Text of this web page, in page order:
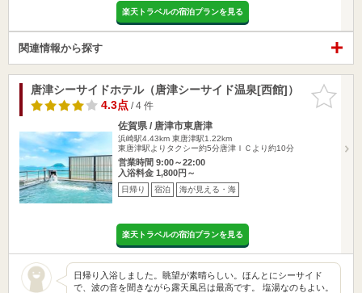
楽天トラベルの宿泊プランを見る
関連情報から探す
お気に入
りに追加
唐津シーサイドホテル（唐津シーサイド温泉[西館]）
4.3点/ 4 件
佐賀県 / 唐津市東唐津
浜崎駅4.43km 東唐津駅1.22km
東唐津駅よりタクシー約5分唐津ＩＣより約10分
営業時間 9:00～22:00
入浴料金 1,800円～
日帰り 宿泊 海が見える・海
楽天トラベルの宿泊プランを見る
日帰り入浴しました。眺望が素晴らしい。ほんとにシーサイド
で、波の音を聞きながら露天風呂は最高です。 塩湯なのもよい。